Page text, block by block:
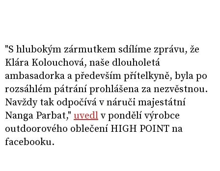
"S hlubokým zármutkem sdílíme zprávu, že
Klára Kolouchová, naše dlouholetá
ambasadorka a především přítelkyně, byla po
rozsáhlém pátrání prohlášena za nezvěstnou.
Navždy tak odpočívá v náruči majestátní
Nanga Parbat," uvedl v pondělí výrobce
outdoorového oblečení HIGH POINT na
facebooku.